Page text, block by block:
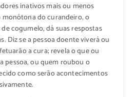
inativos mais ou menos
monótona do curandeiro, o
cogumelo, dá suas respostas
Diz se a pessoa doente viverá ou
a cura; revela o que ou
pessoa, ou quem roubou o
como serão acontecimentos